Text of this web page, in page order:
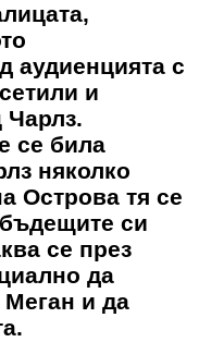
аудиенцията с
и
Чарлз.
се била
няколко
Острова тя се
си
се през
да
и да